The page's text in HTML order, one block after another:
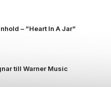
– ”Heart In A Jar”
till Warner Music